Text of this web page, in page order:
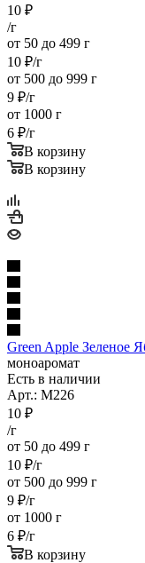
10 ₽
/г
от 50 до 499 г
10 ₽/г
от 500 до 999 г
9 ₽/г
от 1000 г
6 ₽/г
В корзину
В корзину
Green Apple Зеленое
моноаромат
Есть в наличии
Арт.: M226
10 ₽
/г
от 50 до 499 г
10 ₽/г
от 500 до 999 г
9 ₽/г
от 1000 г
6 ₽/г
В корзину